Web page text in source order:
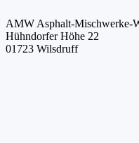
AMW Asphalt-Mischwerke-
Hühndorfer Höhe 22
01723 Wilsdruff